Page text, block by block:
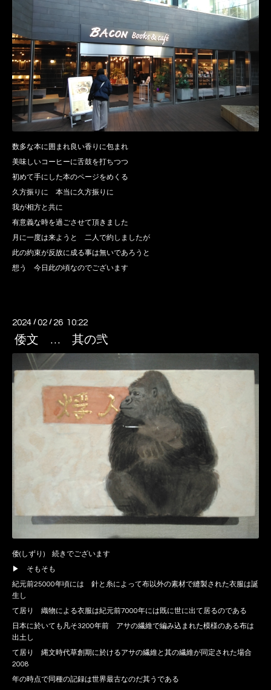
数多な本に囲まれ良い香りに包まれ
美味しいコーヒーに舌鼓を打ちつつ
初めて手にした本のページをめくる
久方振りに 本当に久方振りに
我が相方と共に
有意義な時を過ごさせて頂きました
月に一度は来ようと 二人で約しましたが
此の約束が反故に成る事は無いであろうと
想う 今日此の頃なのでございます
2024 /02 / 26 10:22
倭文 … 其の弐
倭(しずり) 続きでございます
▶ そもそも
紀元前25000年頃には 針と糸によって布以外の素材で縫製された衣服は誕
生し
て居り 織物による衣服は紀元前7000年には既に世に出て居るのである
日本に於いても凡そ3200年前 アサの繊維で編み込まれた模様のある布は
出土し
て居り 縄文時代草創期に於けるアサの繊維と其の繊維が同定された場合
2008
年の時点で同種の記録は世界最古なのだ其うである